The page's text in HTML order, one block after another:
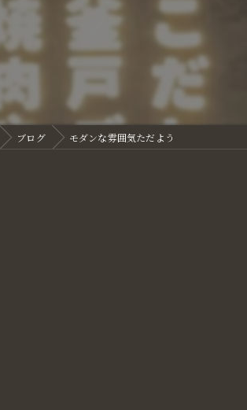
ブログ モダンな雰囲気ただよう